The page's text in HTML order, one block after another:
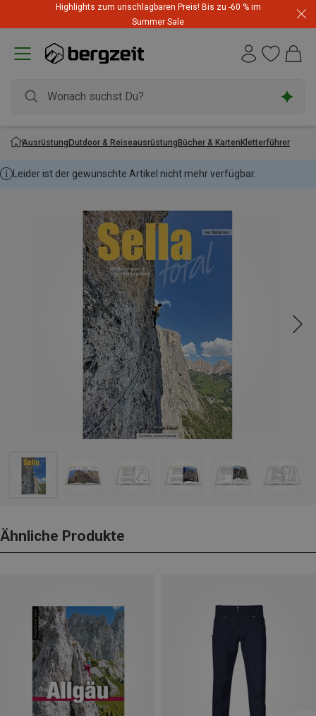
Highlights zum unschlagbaren Preis! Bis zu -60 % im
Summer Sale
AusrüstungOutdoor & ReiseausrüstungBücher & KartenKletterführer
Leider ist der gewünschte Artikel nicht mehr verfügbar.
Ähnliche Produkte